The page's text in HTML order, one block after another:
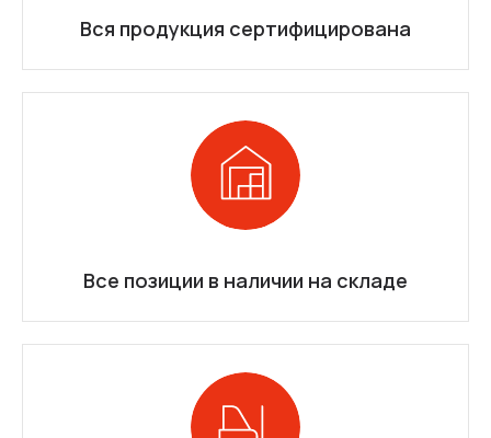
Вся продукция сертифицирована
Все позиции в наличии на складе